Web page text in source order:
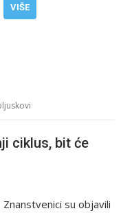
VIŠE
ciklus, bit će
Znanstvenici su objavili